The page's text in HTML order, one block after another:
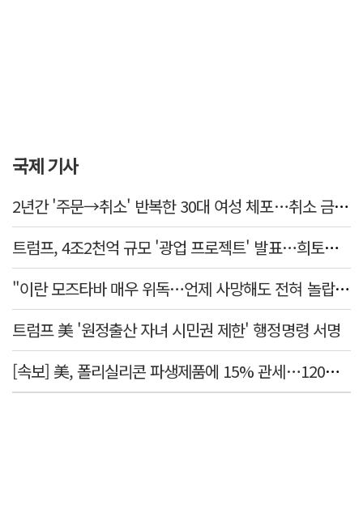
국제 기사
2년간 '주문→취소' 반복한 30대 여성 체포…취소 금액만 400억 원
트럼프, 4조2천억 규모 '광업 프로젝트' 발표…희토류 탈중국 속도
"이란 모즈타바 매우 위독…언제 사망해도 전혀 놀랍지 않아"
트럼프 美 '원정출산 자녀 시민권 제한' 행정명령 서명
[속보] 美, 폴리실리콘 파생제품에 15% 관세…120일 뒤 발효